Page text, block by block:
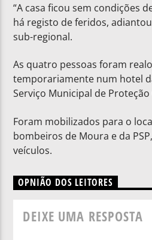
“A casa ficou sem condições
há registo de feridos,
sub-regional.
As quatro pessoas foram
temporariamente num hotel
Serviço Municipal de
Foram mobilizados para o
bombeiros de Moura e da
veículos.
OPNIÃO DOS LEITORES
DEIXE UMA RESPOSTA